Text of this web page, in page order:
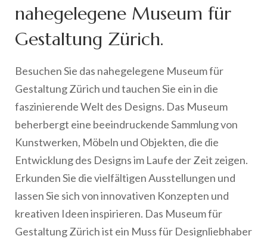
nahegelegene Museum für
Gestaltung Zürich.
Besuchen Sie das nahegelegene Museum für
Gestaltung Zürich und tauchen Sie ein in die
faszinierende Welt des Designs. Das Museum
beherbergt eine beeindruckende Sammlung von
Kunstwerken, Möbeln und Objekten, die die
Entwicklung des Designs im Laufe der Zeit zeigen.
Erkunden Sie die vielfältigen Ausstellungen und
lassen Sie sich von innovativen Konzepten und
kreativen Ideen inspirieren. Das Museum für
Gestaltung Zürich ist ein Muss für Designliebhaber